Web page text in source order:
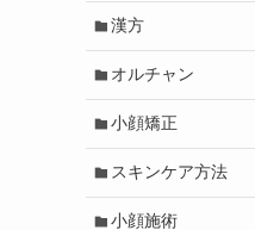
漢方
オルチャン
小顔矯正
スキンケア方法
小顔施術